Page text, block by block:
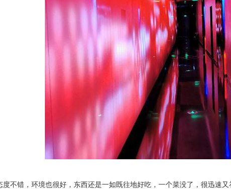
不错，环境也很好，东西还是一如既往地好吃，一个菜没了，很迅速